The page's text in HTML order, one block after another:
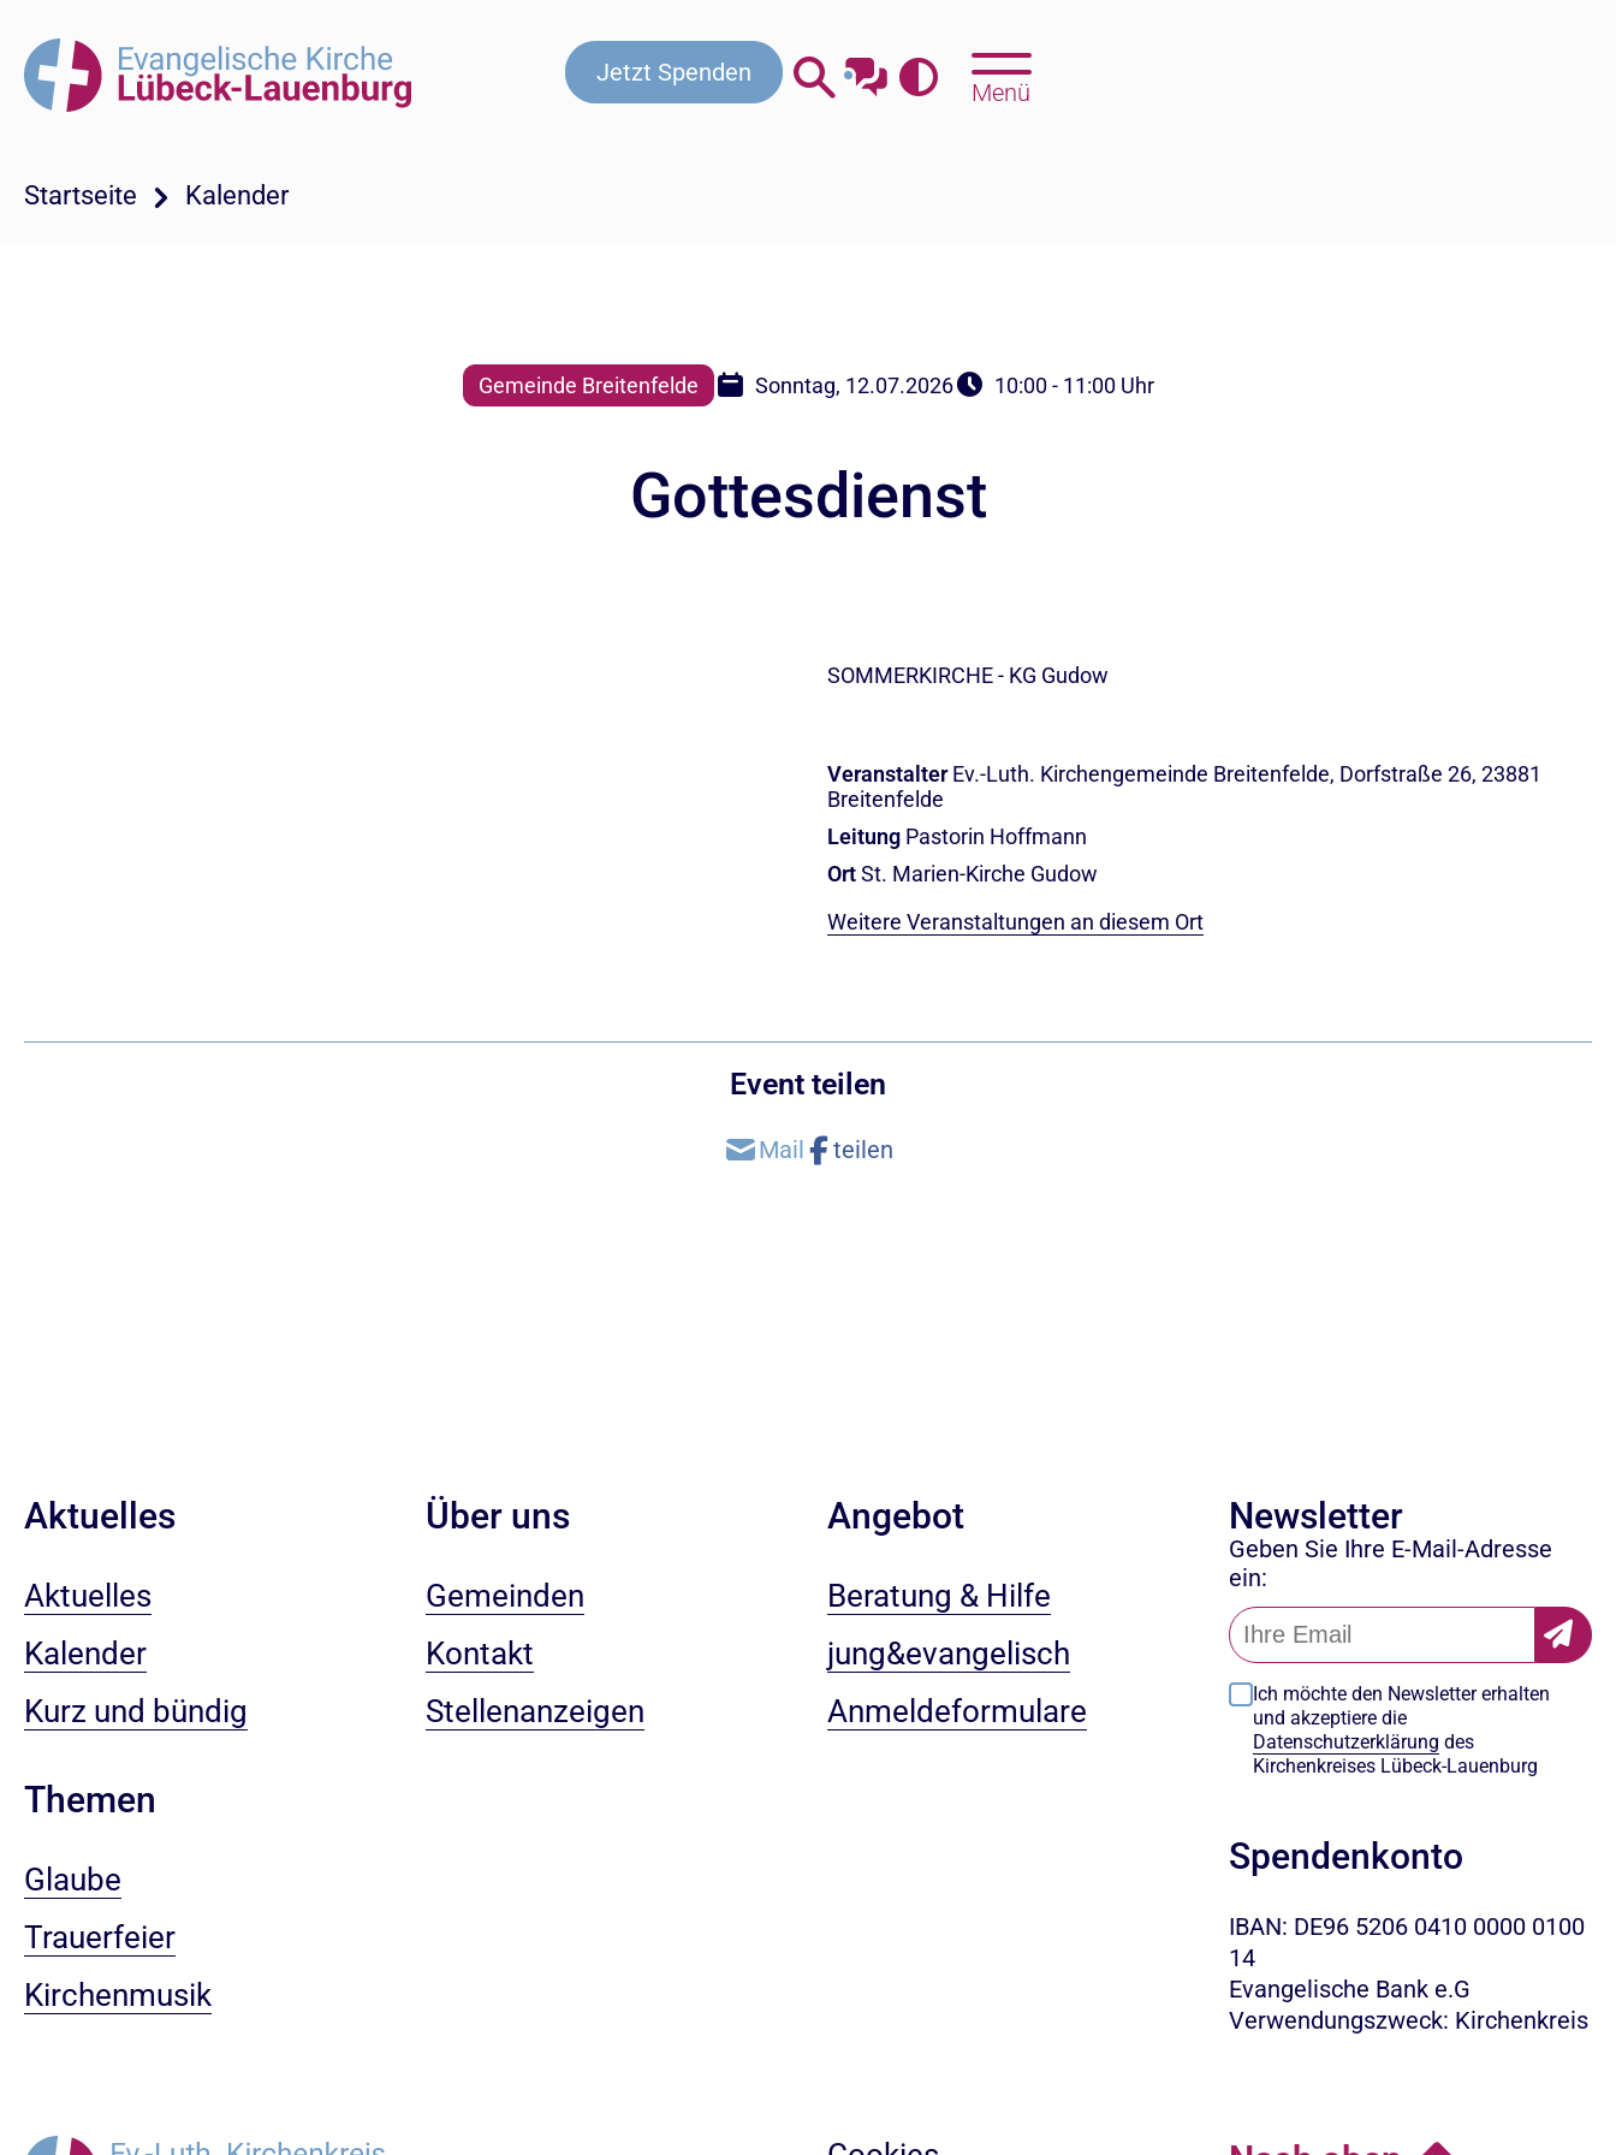
KontaktBeratung & HilfeGottesdienste
Jetzt Spenden
Menü
Startseite Kalender
Gemeinde Breitenfelde Sonntag, 12.07.2026 10:00 - 11:00 Uhr
Gottesdienst
SOMMERKIRCHE - KG Gudow
Veranstalter Ev.-Luth. Kirchengemeinde Breitenfelde, Dorfstraße 26, 23881
Breitenfelde
Leitung Pastorin Hoffmann
OrtSt. Marien-Kirche Gudow
Weitere Veranstaltungen an diesem Ort
Event teilen
Aktuelles
Aktuelles
Kalender
Kurz und bündig
Themen
Glaube
Trauerfeier
Kirchenmusik
Über uns
Gemeinden
Kontakt
Stellenanzeigen
Angebot
Beratung & Hilfe
jung&evangelisch
Anmeldeformulare
Newsletter
Geben Sie Ihre E-Mail-Adresse
ein:
Ich möchte den Newsletter erhalten
und akzeptiere die
Datenschutzerklärung des
Kirchenkreises Lübeck-Lauenburg
Spendenkonto
IBAN: DE96 5206 0410 0000 0100
14
Evangelische Bank e.G
Verwendungszweck: Kirchenkreis